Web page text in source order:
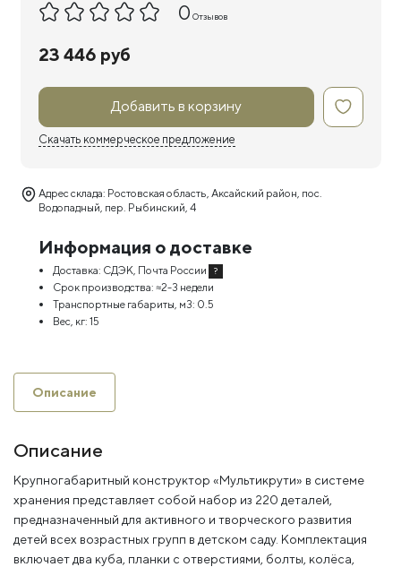
0 Отзывов
23 446 руб
Добавить в корзину
Скачать коммерческое предложение
Адрес склада: Ростовская область, Аксайский район, пос.
Водопадный, пер. Рыбинский, 4
Информация о доставке
Доставка: СДЭК, Почта России ?
Срок производства: ≈2-3 недели
Транспортные габариты, м3: 0.5
Вес, кг: 15
Описание
Описание
Крупногабаритный конструктор «Мультикрути» в системе
хранения представляет собой набор из 220 деталей,
предназначенный для активного и творческого развития
детей всех возрастных групп в детском саду. Комплектация
включает два куба, планки с отверстиями, болты, колёса,